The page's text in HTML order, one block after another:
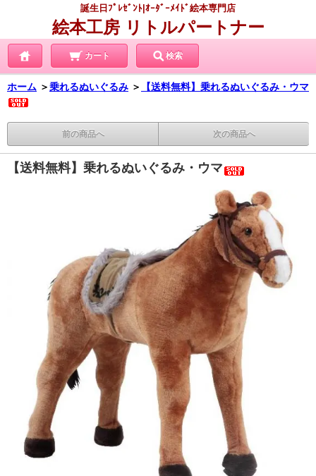
誕生日ﾌﾟﾚｾﾞﾝﾄ|ｵｰﾀﾞｰﾒｲﾄﾞ絵本専門店
絵本工房 リトルパートナー
カート 検索
ホーム ＞乗れるぬいぐるみ ＞ 【送料無料】乗れるぬいぐるみ・ウマ
前の商品へ 次の商品へ
【送料無料】乗れるぬいぐるみ・ウマ